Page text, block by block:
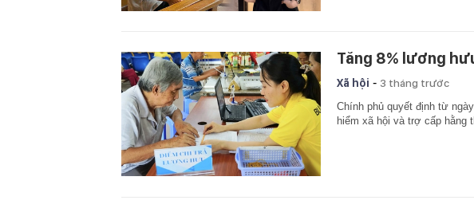
Tăng 8% lương
Xã hội - 3 tháng trước
Chính phủ quyết định từ
hiểm xã hội và trợ cấp hằng